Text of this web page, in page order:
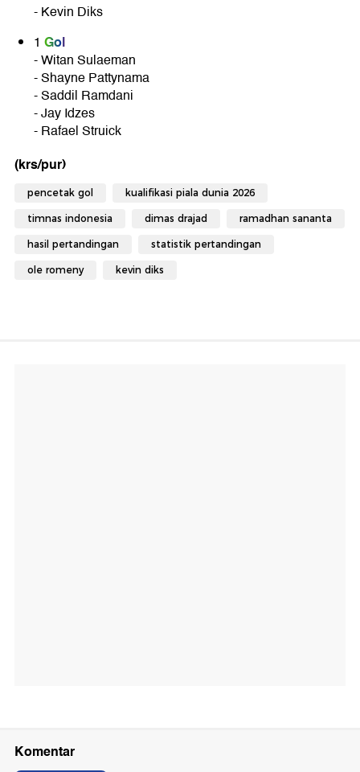
- Kevin Diks
1 Gol
- Witan Sulaeman
- Shayne Pattynama
- Saddil Ramdani
- Jay Idzes
- Rafael Struick
(krs/pur)
pencetak gol kualifikasi piala dunia 2026
timnas indonesia dimas drajad ramadhan sananta
hasil pertandingan statistik pertandingan
ole romeny kevin diks
Komentar